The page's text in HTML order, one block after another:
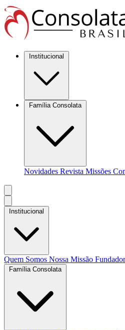
Institucional
Família Consolata
Novidades Revista Missões
Institucional
Quem Somos Nossa Missão
Família Consolata